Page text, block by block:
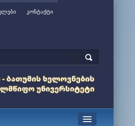
კონტაქტი